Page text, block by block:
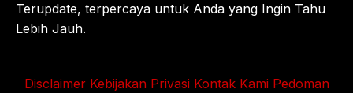
Terupdate, terpercaya untuk Anda yang Ingin Tahu
Lebih Jauh.
Disclaimer Kebijakan Privasi Kontak Kami Pedoman